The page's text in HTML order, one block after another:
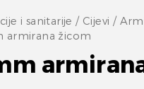
i sanitarije / Cijevi /
armirana žicom